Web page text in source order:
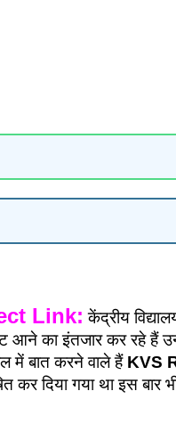
Link: केंद्रीय
आने का इंतजार कर रहे हैं उन
में बात करने वाले हैं KVS
कर दिया गया था इस बार